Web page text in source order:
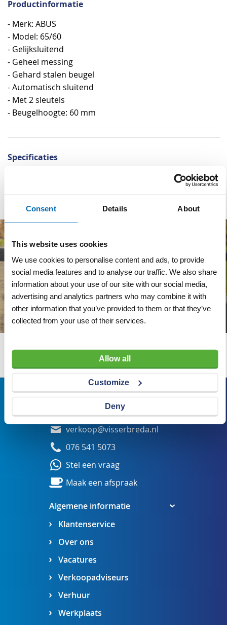
Consent Details About
This website uses cookies
We use cookies to personalise content and ads, to provide
social media features and to analyse our traffic. We also share
information about your use of our site with our social media,
advertising and analytics partners who may combine it with
other information that you’ve provided to them or that they’ve
collected from your use of their services.
Allow all
Customize
Deny
Productinformatie
- Merk: ABUS
- Model: 65/60
- Gelijksluitend
- Geheel messing
- Gehard stalen beugel
- Automatisch sluitend
- Met 2 sleutels
- Beugelhoogte: 60 mm
Specificaties
Wij adviseren u graag
Algemene informatie
Klantenservice
Over ons
Vacatures
Verkoopadviseurs
Verhuur
Werkplaats
Bezoekadres
Veldsteen 25, 4815 PK Breda
verkoop@visserbreda.nl
076 541 5073
Stel een vraag
Maak een afspraak